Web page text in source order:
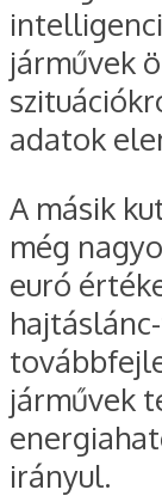
járművek
adatok
A másik
még
euró
járművek
irányul.